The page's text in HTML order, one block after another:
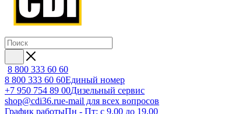
8 800 333 60 60
8 800 333 60 60Единый номер
+7 950 754 89 00Дизельный сервис
shop@cdi36.rue-mail для всех вопросов
График работыПн - Пт: с 9.00 до 19.00